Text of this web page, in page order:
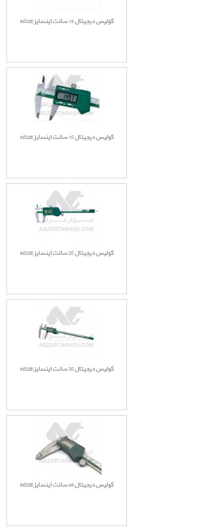
کولیس دیجیتال 15 سانت اینسایزINSIZE
کولیس دیجیتال 10 سانت اینسایزINSIZE
کولیس دیجیتال 20 سانت اینسایزINSIZE
کولیس دیجیتال 30 سانت اینسایزINSIZE
کولیس دیجیتال 45 سانت اینسایزINSIZE